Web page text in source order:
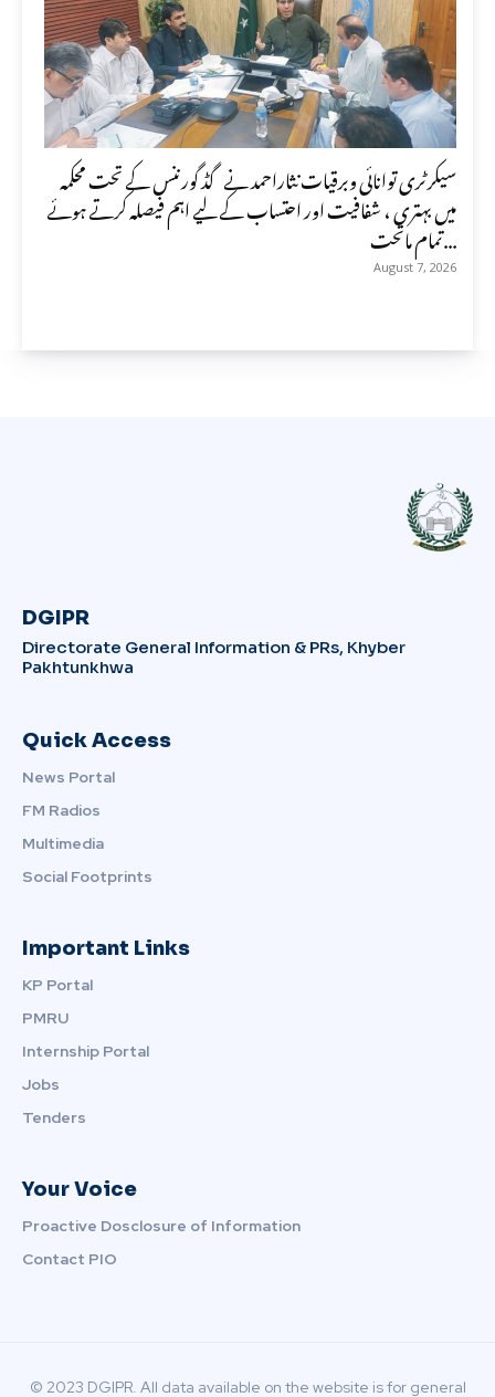
سیکرٹری توانائی وبرقیات نثاراحمد نے گڈ گورننس کے تحت محکمہ
میں بہتری ، شفافیت اور احتساب کے لیے اہم فیصلہ کرتے ہوئے
تمام ماتحت...
August 7, 2026
DGIPR
Directorate General Information & PRs, Khyber
Pakhtunkhwa
Quick Access
News Portal
FM Radios
Multimedia
Social Footprints
Important Links
KP Portal
PMRU
Internship Portal
Jobs
Tenders
Your Voice
Proactive Dosclosure of Information
Contact PIO
© 2023 DGIPR. All data available on the website is for general